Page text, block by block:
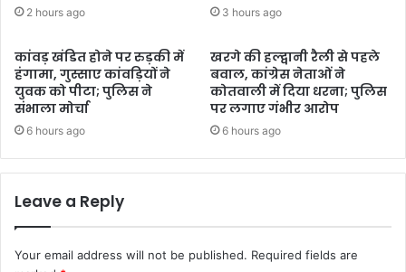
2 hours ago 3 hours ago
कांवड़ खंडित होने पर रुड़की में
हंगामा, गुस्साए कांवड़ियों ने
युवक को पीटा; पुलिस ने
संभाला मोर्चा
6 hours ago
खरगे की हल्द्वानी रैली से पहले
बवाल, कांग्रेस नेताओं ने
कोतवाली में दिया धरना; पुलिस
पर लगाए गंभीर आरोप
6 hours ago
Leave a Reply
Your email address will not be published. Required fields are